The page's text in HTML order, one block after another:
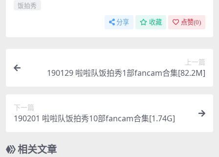
饭拍秀
分享 收藏 点赞(0)
上一篇
190129 啦啦队饭拍秀1部fancam合集[82.2M]
下一篇
190201 啦啦队饭拍秀10部fancam合集[1.74G]
相关文章